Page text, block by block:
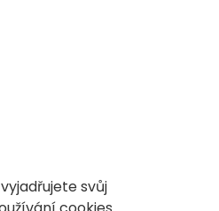
svůj